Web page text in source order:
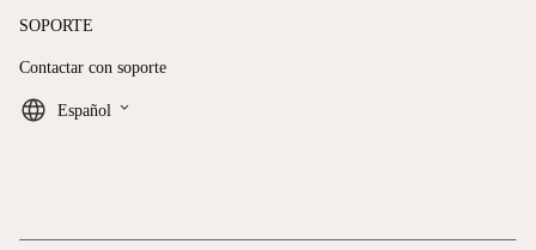
SOPORTE
Contactar con soporte
Español keyboard_arrow_down